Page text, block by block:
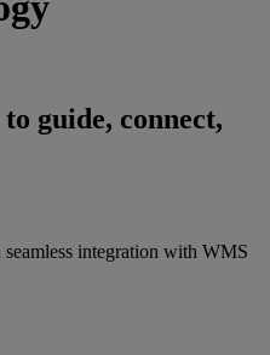
guide, connect,
integration with WMS